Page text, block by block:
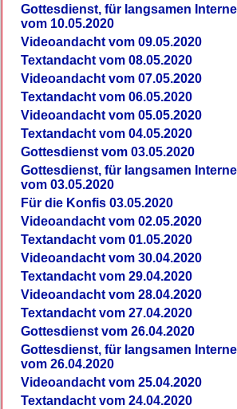
Gottesdienst, für langsamen
vom 10.05.2020
Videoandacht vom 09.05.2020
Textandacht vom 08.05.2020
Videoandacht vom 07.05.2020
Textandacht vom 06.05.2020
Videoandacht vom 05.05.2020
Textandacht vom 04.05.2020
Gottesdienst vom 03.05.2020
Gottesdienst, für langsamen
vom 03.05.2020
Für die Konfis 03.05.2020
Videoandacht vom 02.05.2020
Textandacht vom 01.05.2020
Videoandacht vom 30.04.2020
Textandacht vom 29.04.2020
Videoandacht vom 28.04.2020
Textandacht vom 27.04.2020
Gottesdienst vom 26.04.2020
Gottesdienst, für langsamen
vom 26.04.2020
Videoandacht vom 25.04.2020
Textandacht vom 24.04.2020